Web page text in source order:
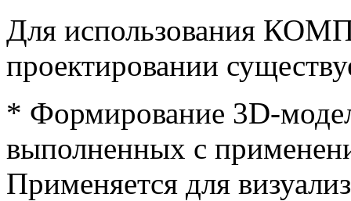
Для использования
проектировании
* Формирование 3D-
выполненных с
Применяется для